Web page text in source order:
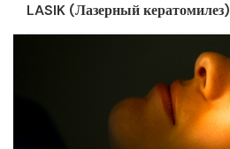
LASIK (Лазерный кератомилез)